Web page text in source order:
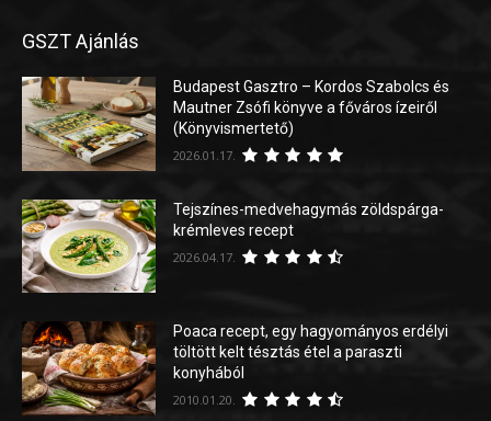
GSZT Ajánlás
Budapest Gasztro – Kordos Szabolcs és
Mautner Zsófi könyve a főváros ízeiről
(Könyvismertető)
2026.01.17.
Tejszínes-medvehagymás zöldspárga-
krémleves recept
2026.04.17.
Poaca recept, egy hagyományos erdélyi
töltött kelt tésztás étel a paraszti
konyhából
2010.01.20.